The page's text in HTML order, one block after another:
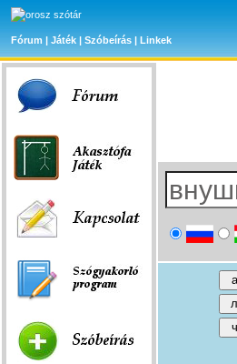
Fórum | Játék | Szóbeírás | Linkek